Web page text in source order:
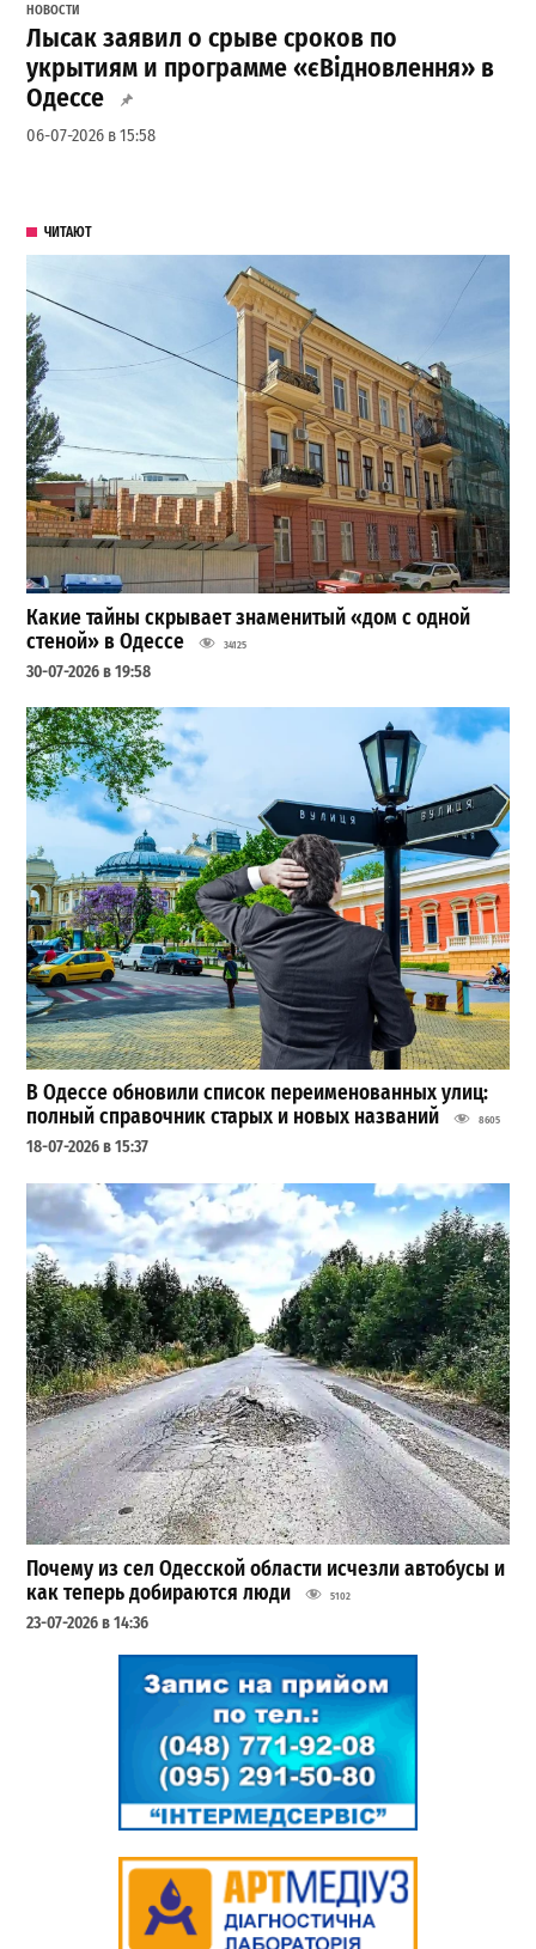
НОВОСТИ
Лысак заявил о срыве сроков по
укрытиям и программе «єВідновлення» в
Одессе
06-07-2026 в 15:58
ЧИТАЮТ
Какие тайны скрывает знаменитый «дом с одной
стеной» в Одессе
34125
30-07-2026 в 19:58
В Одессе обновили список переименованных улиц:
полный справочник старых и новых названий
8605
18-07-2026 в 15:37
Почему из сел Одесской области исчезли автобусы и
как теперь добираются люди
5102
23-07-2026 в 14:36